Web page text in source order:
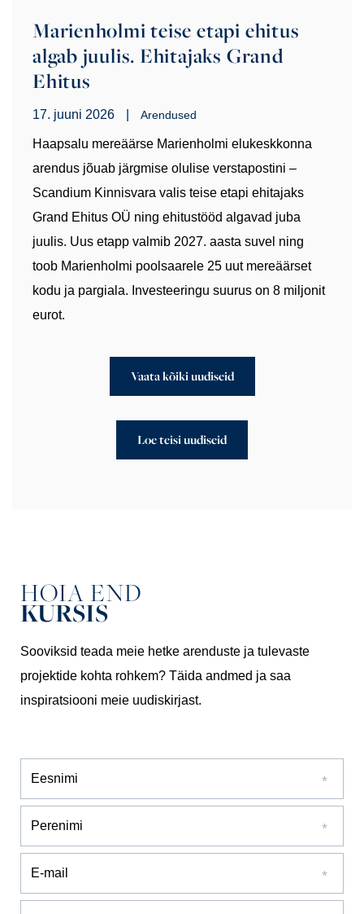
Marienholmi teise etapi ehitus
algab juulis. Ehitajaks Grand
Ehitus
17. juuni 2026 Arendused
Haapsalu mereäärse Marienholmi elukeskkonna
arendus jõuab järgmise olulise verstapostini –
Scandium Kinnisvara valis teise etapi ehitajaks
Grand Ehitus OÜ ning ehitustööd algavad juba
juulis. Uus etapp valmib 2027. aasta suvel ning
toob Marienholmi poolsaarele 25 uut mereäärset
kodu ja pargiala. Investeeringu suurus on 8 miljonit
eurot.
Vaata kõiki uudiseid
Loe teisi uudiseid
HOIA END
KURSIS
Sooviksid teada meie hetke arenduste ja tulevaste
projektide kohta rohkem? Täida andmed ja saa
inspiratsiooni meie uudiskirjast.